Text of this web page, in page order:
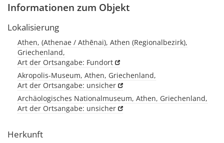
Informationen zum Objekt
Lokalisierung
Athen, (Athenae / Athēnai), Athen (Regionalbezirk),
Griechenland,
Art der Ortsangabe: Fundort
Akropolis-Museum, Athen, Griechenland,
Art der Ortsangabe: unsicher
Archäologisches Nationalmuseum, Athen, Griechenland,
Art der Ortsangabe: unsicher
Herkunft